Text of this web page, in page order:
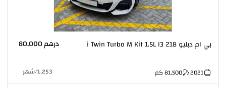
بي ام دبليو 218 i Twin Turbo M Kit 1.5L I3 درهم 80,000
2021
81,500كم 1,253
/شهر